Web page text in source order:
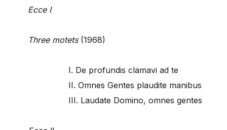
Ecce I
Three motets (1968)
I. De profundis clamavi ad te
II. Omnes Gentes plaudite manibus
III. Laudate Domino, omnes gentes